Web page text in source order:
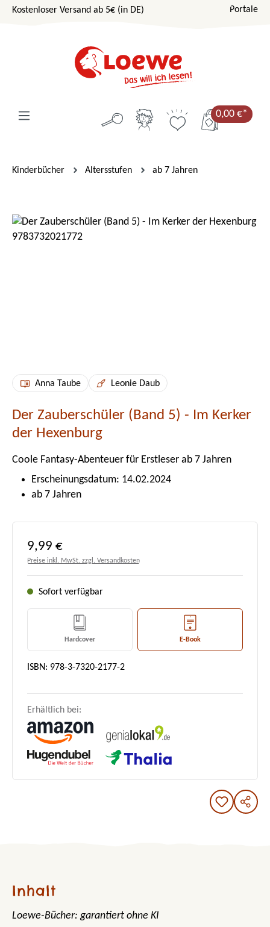
Zum Hauptinhalt springen
Kostenloser Versand ab 5€ (in DE) Portale
0,00 €*
Kinderbücher Altersstufen ab 7 Jahren
Bildergalerie überspringen
Anna Taube Leonie Daub
Der Zauberschüler (Band 5) - Im Kerker
der Hexenburg
Coole Fantasy-Abenteuer für Erstleser ab 7 Jahren
Erscheinungsdatum: 14.02.2024
ab 7 Jahren
Regulärer Preis:
9,99 €
Preise inkl. MwSt. zzgl. Versandkosten
Sofort verfügbar
Hardcover E-Book
ISBN: 978-3-7320-2177-2
Erhältlich bei:
Inhalt
Loewe-Bücher: garantiert ohne KI